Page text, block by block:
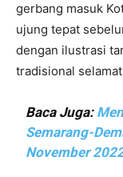
gerbang masuk
ujung tepat
dengan ilustrasi
tradisional
Baca Juga:
Semarang-
November